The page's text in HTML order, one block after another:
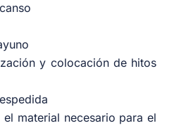
y colocación de hitos
material necesario para el